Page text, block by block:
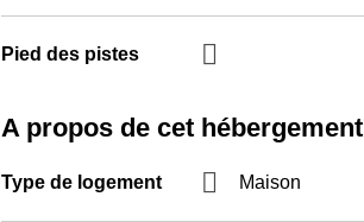
Pied des pistes
A propos de cet hébergement
Type de logement Maison